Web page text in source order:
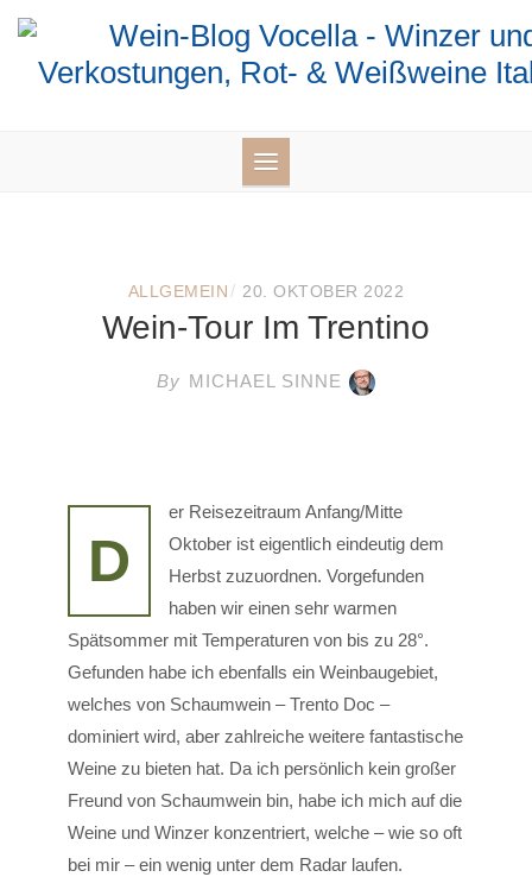
Skip
content
ALLGEMEIN / 20. OKTOBER 2022
Wein-Tour Im Trentino
By MICHAEL SINNE
D
er Reisezeitraum Anfang/Mitte
Oktober ist eigentlich eindeutig dem
Herbst zuzuordnen. Vorgefunden
haben wir einen sehr warmen
Spätsommer mit Temperaturen von bis zu 28°.
Gefunden habe ich ebenfalls ein Weinbaugebiet,
welches von Schaumwein – Trento Doc –
dominiert wird, aber zahlreiche weitere fantastische
Weine zu bieten hat. Da ich persönlich kein großer
Freund von Schaumwein bin, habe ich mich auf die
Weine und Winzer konzentriert, welche – wie so oft
bei mir – ein wenig unter dem Radar laufen.